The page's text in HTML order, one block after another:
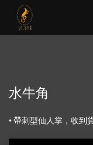
水牛角
• 帶刺型仙人掌，收到